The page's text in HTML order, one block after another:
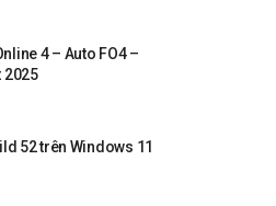
4 – Auto FO4 –
2025
52 trên Windows 11